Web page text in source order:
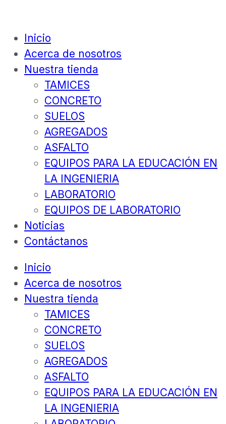
Inicio
Acerca de nosotros
Nuestra tienda
TAMICES
CONCRETO
SUELOS
AGREGADOS
ASFALTO
EQUIPOS PARA LA EDUCACIÓN EN
LA INGENIERIA
LABORATORIO
EQUIPOS DE LABORATORIO
Noticias
Contáctanos
Inicio
Acerca de nosotros
Nuestra tienda
TAMICES
CONCRETO
SUELOS
AGREGADOS
ASFALTO
EQUIPOS PARA LA EDUCACIÓN EN
LA INGENIERIA